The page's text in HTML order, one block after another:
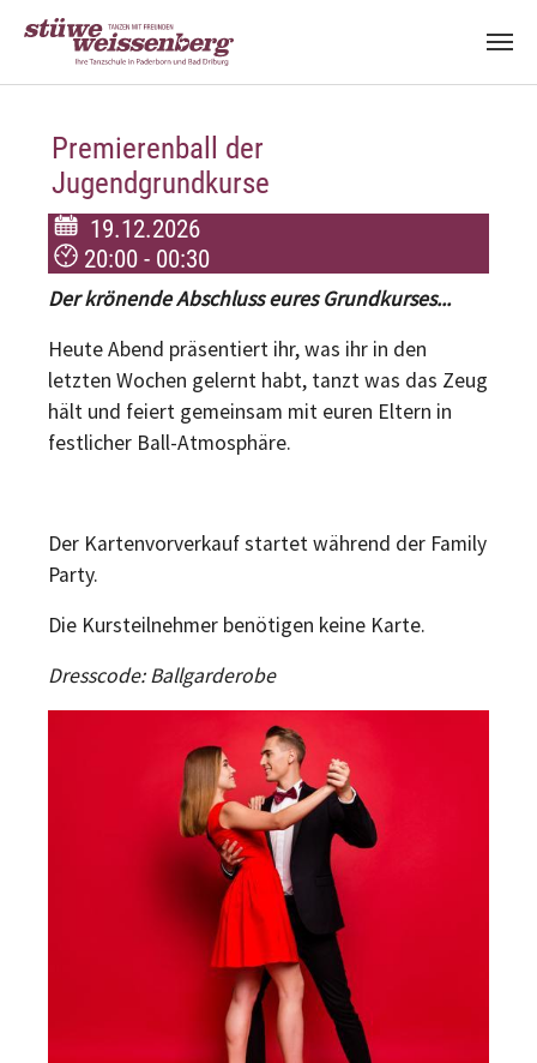
Premierenball der
Jugendgrundkurse
19.12.2026
20:00 - 00:30
Der krönende Abschluss eures Grundkurses...
Heute Abend präsentiert ihr, was ihr in den
letzten Wochen gelernt habt, tanzt was das Zeug
hält und feiert gemeinsam mit euren Eltern in
festlicher Ball-Atmosphäre.
Der Kartenvorverkauf startet während der Family
Party.
Die Kursteilnehmer benötigen keine Karte.
Dresscode: Ballgarderobe